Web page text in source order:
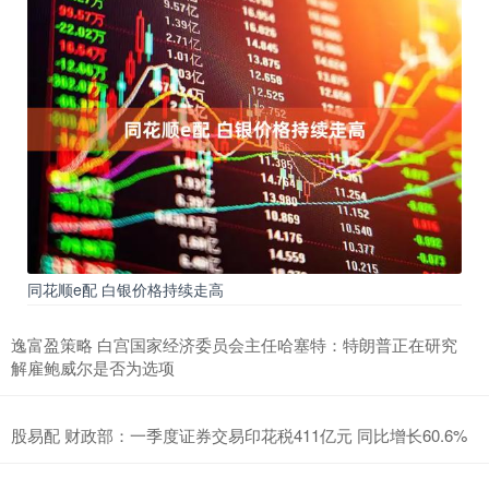
同花顺e配 白银价格持续走高
逸富盈策略 白宫国家经济委员会主任哈塞特：特朗普正在研究
解雇鲍威尔是否为选项
股易配 财政部：一季度证券交易印花税411亿元 同比增长60.6%